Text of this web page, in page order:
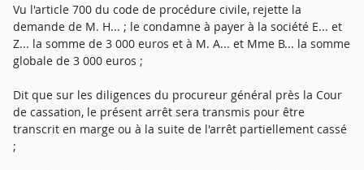
Vu l'article 700 du code de procédure civile, rejette la
demande de M. H... ; le condamne à payer à la société E... et
Z... la somme de 3 000 euros et à M. A... et Mme B... la somme
globale de 3 000 euros ;
Dit que sur les diligences du procureur général près la Cour
de cassation, le présent arrêt sera transmis pour être
transcrit en marge ou à la suite de l'arrêt partiellement cassé
;